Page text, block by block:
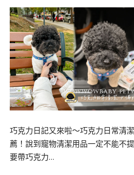
巧克力日記又來啦～巧克力日常清
薦！說到寵物清潔用品一定不能不
要帶巧克力…